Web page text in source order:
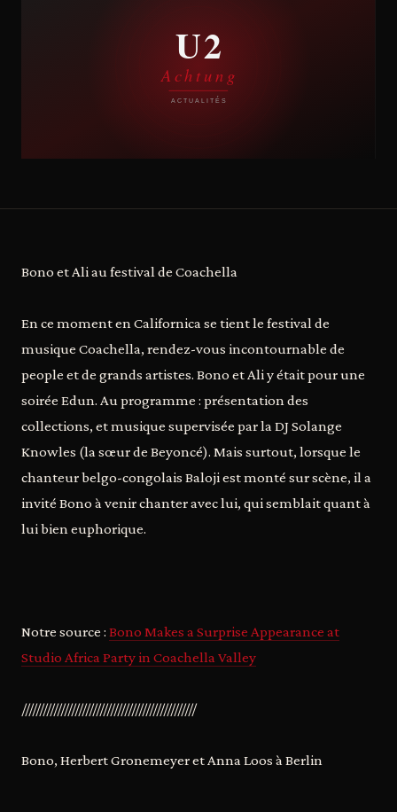
Bono et Ali au festival de Coachella
En ce moment en Californica se tient le festival de
musique Coachella, rendez-vous incontournable de
people et de grands artistes. Bono et Ali y était pour une
soirée Edun. Au programme : présentation des
collections, et musique supervisée par la DJ Solange
Knowles (la sœur de Beyoncé). Mais surtout, lorsque le
chanteur belgo-congolais Baloji est monté sur scène, il a
invité Bono à venir chanter avec lui, qui semblait quant à
lui bien euphorique.
Notre source : Bono Makes a Surprise Appearance at
Studio Africa Party in Coachella Valley
/////////////////////////////////////////////////
Bono, Herbert Gronemeyer et Anna Loos à Berlin